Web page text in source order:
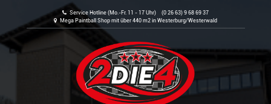
Service Hotline (Mo.-Fr. 11 - 17 Uhr) (0 26 63) 9 68 69 37
Mega Paintball Shop mit über 440 m2 in Westerburg/Westerwald